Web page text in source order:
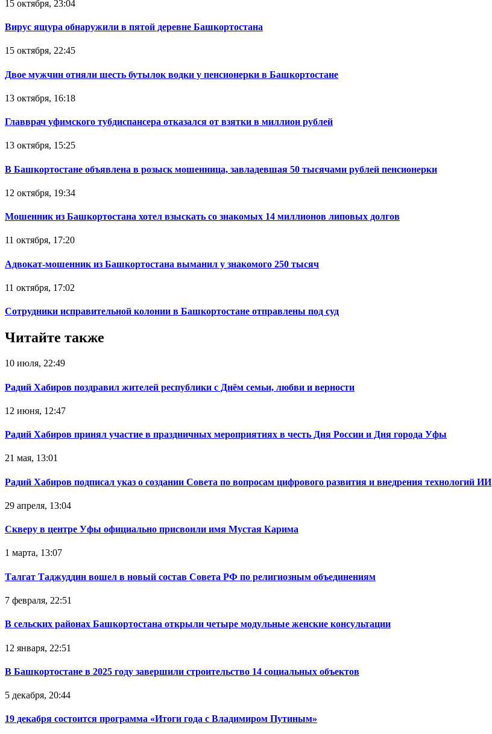
15 октября, 23:04
Вирус ящура обнаружили в пятой деревне Башкортостана
15 октября, 22:45
Двое мужчин отняли шесть бутылок водки у пенсионерки в Башкортостане
13 октября, 16:18
Главврач уфимского тубдиспансера отказался от взятки в миллион рублей
13 октября, 15:25
В Башкортостане объявлена в розыск мошенница, завладевшая 50 тысячами рублей пенсионерки
12 октября, 19:34
Мошенник из Башкортостана хотел взыскать со знакомых 14 миллионов липовых долгов
11 октября, 17:20
Адвокат-мошенник из Башкортостана выманил у знакомого 250 тысяч
11 октября, 17:02
Сотрудники исправительной колонии в Башкортостане отправлены под суд
Читайте также
10 июля, 22:49
Радий Хабиров поздравил жителей республики с Днём семьи, любви и верности
12 июня, 12:47
Радий Хабиров принял участие в праздничных мероприятиях в честь Дня России и Дня города Уфы
21 мая, 13:01
Радий Хабиров подписал указ о создании Совета по вопросам цифрового развития и внедрения технологий ИИ
29 апреля, 13:04
Скверу в центре Уфы официально присвоили имя Мустая Карима
1 марта, 13:07
Талгат Таджуддин вошел в новый состав Совета РФ по религиозным объединениям
7 февраля, 22:51
В сельских районах Башкортостана открыли четыре модульные женские консультации
12 января, 22:51
В Башкортостане в 2025 году завершили строительство 14 социальных объектов
5 декабря, 20:44
19 декабря состоится программа «Итоги года с Владимиром Путиным»